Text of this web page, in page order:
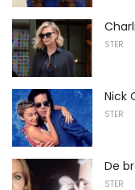
STER
Nick
STER
De
STER